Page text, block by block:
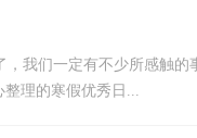
我们一定有不少所感触的
理的寒假优秀日...